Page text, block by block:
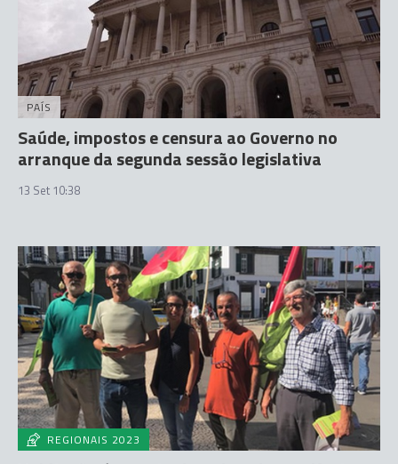
PAÍS
Saúde, impostos e censura ao Governo no
arranque da segunda sessão legislativa
13 Set 10:38
REGIONAIS 2023